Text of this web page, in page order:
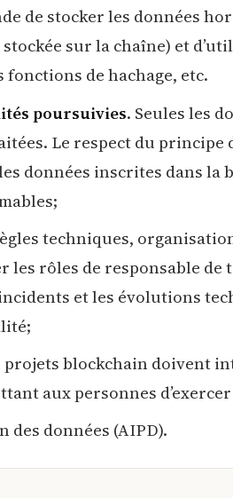
de stocker les données
sur la chaîne) et
de hachage, etc.
poursuivies. Seules les
Le respect du principe
données inscrites dans la
techniques,
rôles de responsable de
et les évolutions
projets blockchain doivent
aux personnes
données (AIPD).